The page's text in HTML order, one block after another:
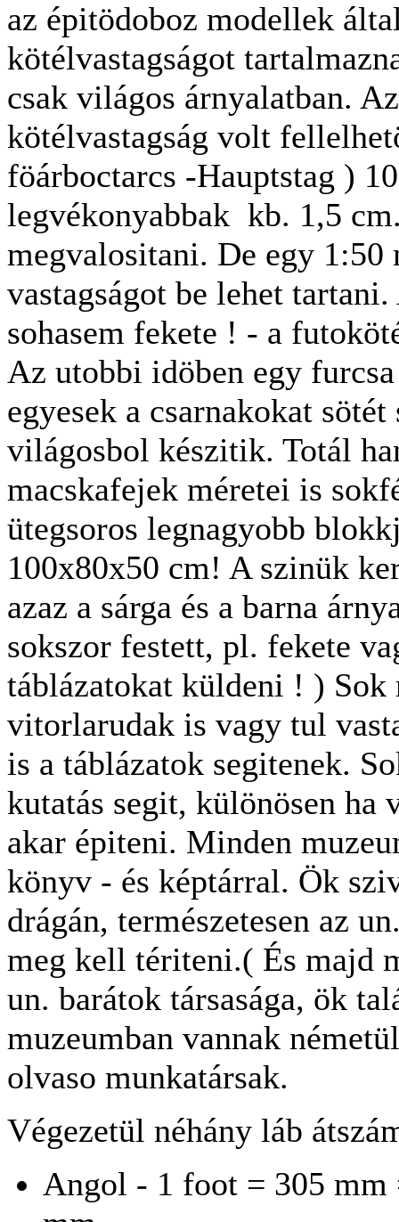
az épitödoboz modellek
kötélvastagságot
csak világos árnyalatban.
kötélvastagság volt
föárboctarcs -Hauptstag )
legvékonyabbak kb. 1,5
megvalositani. De egy
vastagságot be lehet
sohasem fekete ! - a
Az utobbi idöben egy
egyesek a csarnakokat
világosbol készitik. Totál
macskafejek méretei is
ütegsoros legnagyobb
100x80x50 cm! A szinük
azaz a sárga és a barna
sokszor festett, pl. fekete
táblázatokat küldeni ! ) Sok
vitorlarudak is vagy tul
is a táblázatok segitenek.
kutatás segit, különösen
akar épiteni. Minden
könyv - és képtárral. Ök
drágán, természetesen az
meg kell tériteni.( És majd
un. barátok társasága, ök
muzeumban vannak
olvaso munkatársak.
Végezetül néhány láb
Angol - 1 foot = 305